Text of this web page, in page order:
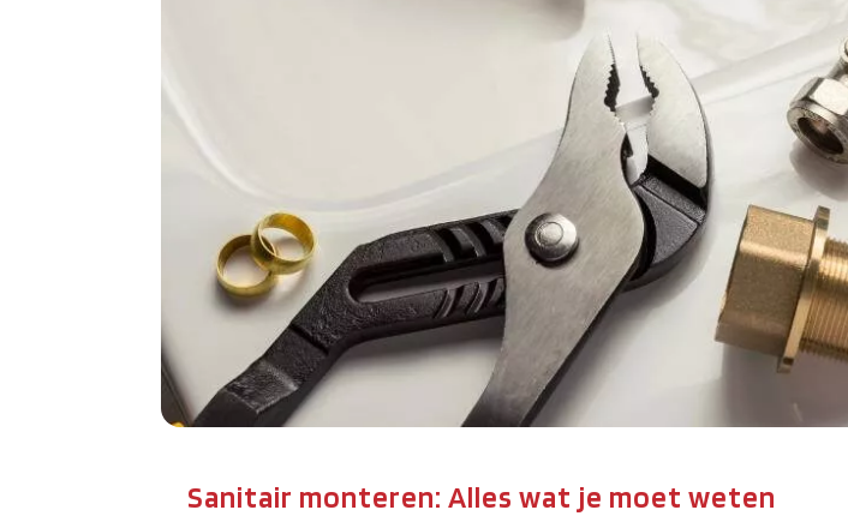
Sanitair monteren: Alles wat je moet weten